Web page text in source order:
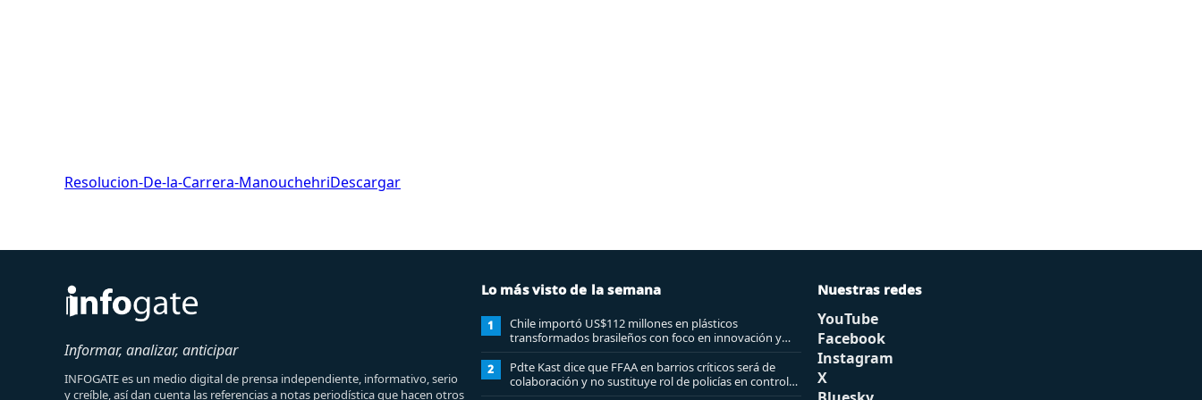
Resolucion-De-la-Carrera-ManouchehriDescargar
Informar, analizar, anticipar
INFOGATE es un medio digital de prensa independiente, informativo, serio
y creíble, así dan cuenta las referencias a notas periodística que hacen otros
Lo más visto de la semana
1
Chile importó US$112 millones en plásticos
transformados brasileños con foco en innovación y
sostenibilidad
2
Pdte Kast dice que FFAA en barrios críticos será de
colaboración y no sustituye rol de policías en control
del orden público
Nuestras redes
YouTube
Facebook
Instagram
X